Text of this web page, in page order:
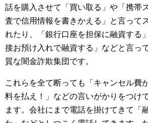
話を購入させて「買い取る」や「携帯
査で信用情報を書きかえる」と言って
れたり、「銀行口座を担保に融資する
接お預け入れで融資する」などと言っ
質な闇金詐欺集団です。
これらを全て断っても「キャンセル費
料を払え！」などの言いがかりをつけ
ます。会社にまで電話を掛けてきて「